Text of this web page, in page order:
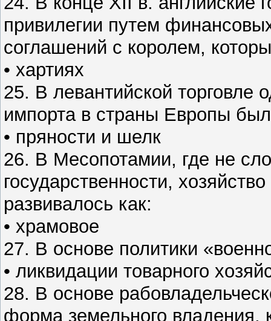
привилегии путем
соглашений с королем,
• хартиях
25. В левантийской торговле
импорта в страны Европы
• пряности и шелк
26. В Месопотамии, где не
государственности, хозяйство
развивалось как:
• храмовое
27. В основе политики
• ликвидации товарного
28. В основе
форма земельного владения,